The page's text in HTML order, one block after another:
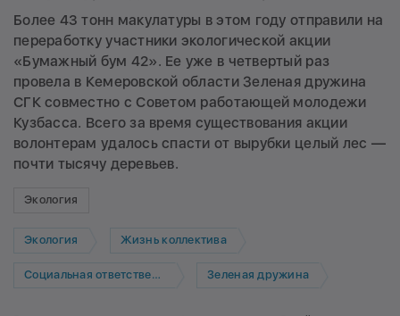
Более 43 тонн макулатуры в этом году отправили на
переработку участники экологической акции
«Бумажный бум 42». Ее уже в четвертый раз
провела в Кемеровской области Зеленая дружина
СГК совместно с Советом работающей молодежи
Кузбасса. Всего за время существования акции
волонтерам удалось спасти от вырубки целый лес —
почти тысячу деревьев.
Экология
Экология Жизнь коллектива
Социальная ответственность Зеленая дружина